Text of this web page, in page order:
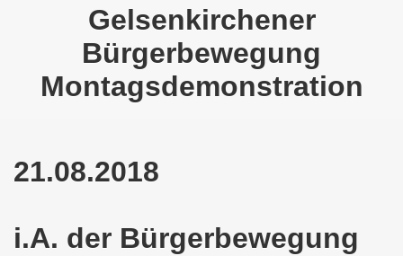
Gelsenkirchener
Bürgerbewegung
Montagsdemonstration
21.08.2018
i.A. der Bürgerbewegung
durch die Innenstädte von Stuttgart, von Erfurt
Bewegung am 09.10.2023 um 17.30 Uhr auf dem
und von Martina Reichmann: Gelungenes Fest
Bewegung als Korrespondenz veröffentlicht von
am 10.07.2023 auf dem Heinrich-König-